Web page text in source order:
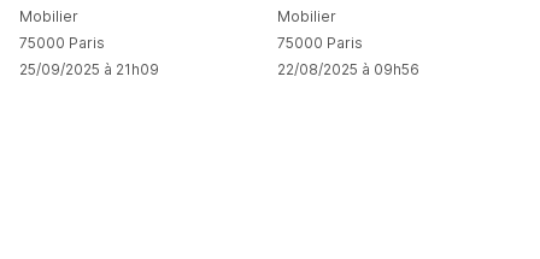
Mobilier
75000 Paris
25/09/2025 à 21h09
Mobilier
75000 Paris
22/08/2025 à 09h56